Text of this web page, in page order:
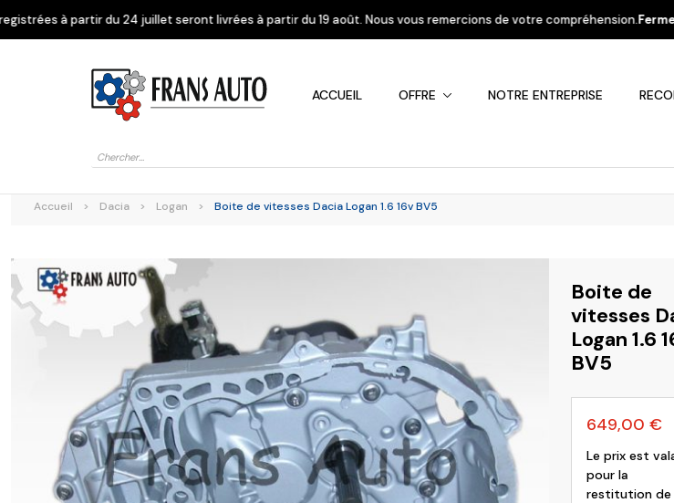
partir du 24 juillet seront livrées à partir du 19 août. Nous vous remercions de votre compréhension.Fermeture
ACCUEIL OFFRE NOTRE ENTREPRISE
Recherche
produits
Alfa Romeo Kia
Renault Suzuki Toyota Volvo
Accueil > Dacia > Logan > Boite de vitesses Dacia Logan 1.6 16v BV5
Boite de
vitesses
Logan 1.6
BV5
649,00 €
Le prix est
pour la
restitution de